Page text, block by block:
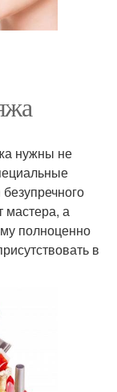
нужны не
мастера, а
полноценно
в